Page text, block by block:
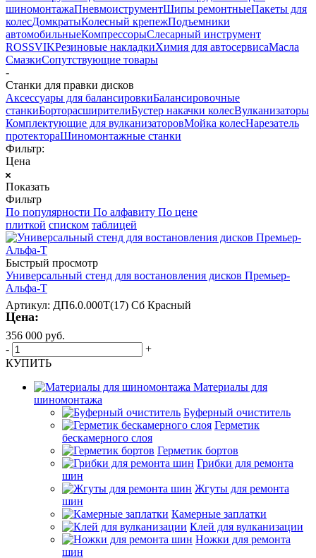
шиномонтажаПневмоиструментШипы ремонтныеПакеты для
колесДомкратыКолесный крепежПодъемники
автомобильныеКомпрессорыСлесарный инструмент
ROSSVIKРезиновые накладкиХимия для автосервисаМасла
СмазкиСопутствующие товары
-
Станки для правки дисков
Аксессуары для балансировкиБалансировочные
станкиБорторасширителиБустер накачки колесВулканизаторы
Комплектующие для вулканизаторовМойка колесНарезатель
протектораШиномонтажные станки
Фильтр:
Цена
Показать
Фильтр
По популярности По алфавиту По цене
плиткой списком таблицей
Быстрый просмотр
Универсальный стенд для востановления дисков Премьер-
Альфа-Т
Артикул: ДП6.0.000Т(17) Сб Красный
Цена:
356 000 руб.
-
+
КУПИТЬ
Материалы для
шиномонтажа
Буферный очиститель
Герметик
бескамерного слоя
Герметик бортов
Грибки для ремонта
шин
Жгуты для ремонта
шин
Камерные заплатки
Клей для вулканизации
Ножки для ремонта
шин